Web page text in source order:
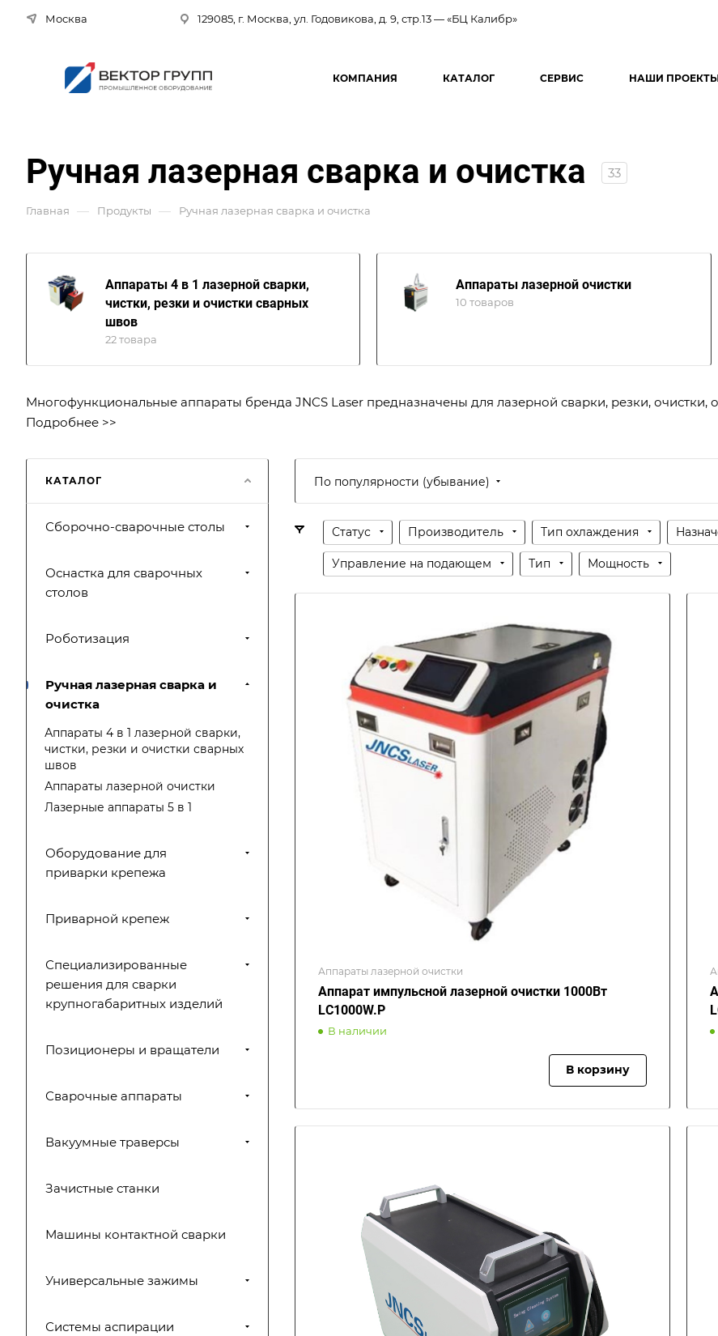
Москва 129085, г. Москва, ул. Годовикова, д. 9, стр.13 — «БЦ Калибр»
КОМПАНИЯ КАТАЛОГ СЕРВИС НАШИ
Ручная лазерная сварка и очистка 33
Главная — Продукты — Ручная лазерная сварка и очистка
Аппараты 4 в 1 лазерной сварки,
чистки, резки и очистки сварных
швов
22 товара
Аппараты лазерной очистки
10 товаров
Многофункциональные аппараты бренда JNCS Laser предназначены для лазерной сварки, резки, очистки,
Подробнее >>
По популярности (убывание)
Статус Производитель Тип охлаждения
Управление на подающем Тип Мощность
Аппараты лазерной очистки
Аппарат импульсной лазерной очистки 1000Вт
LC1000W.P
В наличии
В корзину
КАТАЛОГ
Сборочно-сварочные столы
Оснастка для сварочных
столов
Роботизация
Ручная лазерная сварка и
очистка
Аппараты 4 в 1 лазерной сварки,
чистки, резки и очистки сварных
швов
Аппараты лазерной очистки
Лазерные аппараты 5 в 1
Оборудование для
приварки крепежа
Приварной крепеж
Специализированные
решения для сварки
крупногабаритных изделий
Позиционеры и вращатели
Сварочные аппараты
Вакуумные траверсы
Зачистные станки
Машины контактной сварки
Универсальные зажимы
Системы аспирации